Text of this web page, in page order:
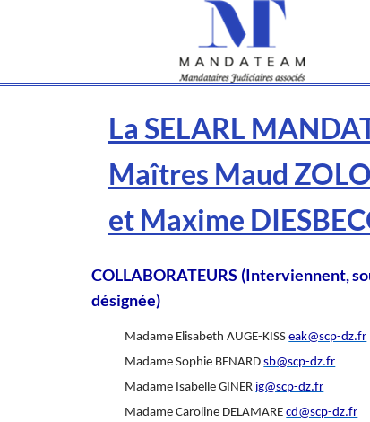
La SELARL
Maîtres Maud
et Maxime
COLLABORATEURS (Interviennent,
désignée)
Madame Elisabeth AUGE-KISSeak@scp-dz.fr
Madame Sophie BENARDsb@scp-dz.fr
Madame Isabelle GINER ig@scp-dz.fr
Madame Caroline DELAMAREcd@scp-dz.fr